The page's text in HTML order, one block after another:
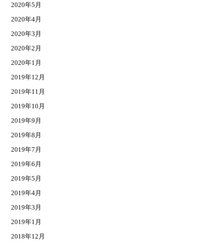
2020年5月
2020年4月
2020年3月
2020年2月
2020年1月
2019年12月
2019年11月
2019年10月
2019年9月
2019年8月
2019年7月
2019年6月
2019年5月
2019年4月
2019年3月
2019年1月
2018年12月